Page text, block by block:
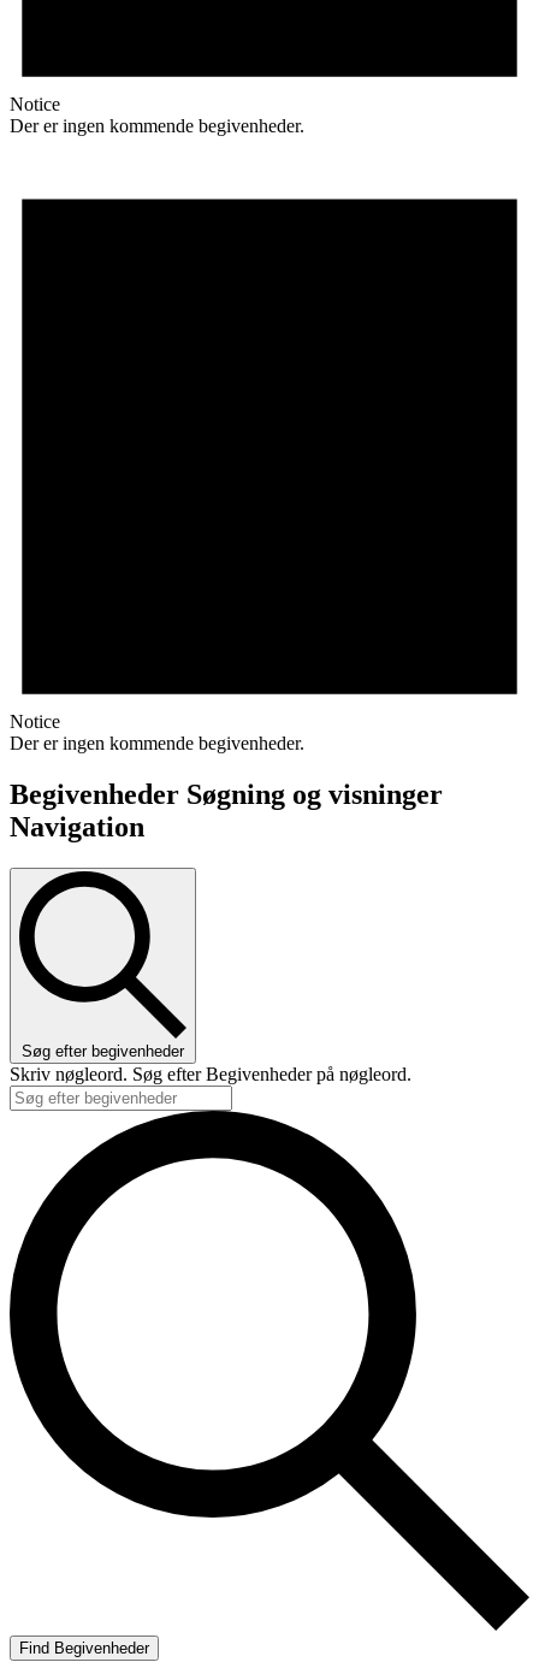
Notice
Der er ingen kommende begivenheder.
Notice
Der er ingen kommende begivenheder.
Begivenheder Søgning og visninger
Navigation
Søg efter begivenheder
Skriv nøgleord. Søg efter Begivenheder på nøgleord.
Find Begivenheder